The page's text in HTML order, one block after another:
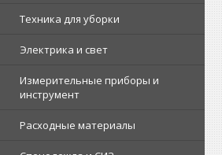
Техника для уборки
Электрика и свет
Измерительные приборы и
инструмент
Расходные материалы